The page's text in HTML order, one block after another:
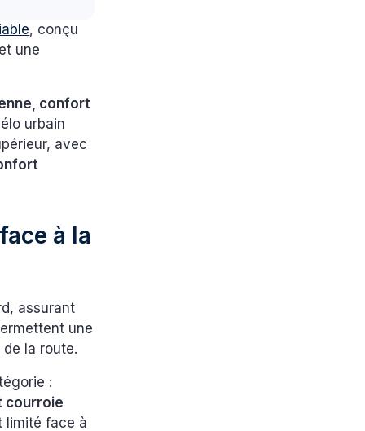
, conçu
une
confort
urbain
avec
à la
assurant
une
la route.
:
courroie
limité face à